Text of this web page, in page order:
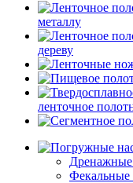
металлу
дереву
ленточное
Фекальные